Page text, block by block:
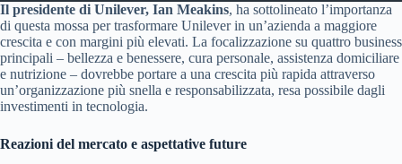
Il presidente di Unilever, Ian Meakins, ha sottolineato l’importanza
di questa mossa per trasformare Unilever in un’azienda a maggiore
crescita e con margini più elevati. La focalizzazione su quattro business
principali – bellezza e benessere, cura personale, assistenza domiciliare
e nutrizione – dovrebbe portare a una crescita più rapida attraverso
un’organizzazione più snella e responsabilizzata, resa possibile dagli
investimenti in tecnologia.
Reazioni del mercato e aspettative future